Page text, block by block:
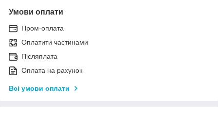
Умови оплати
Пром-оплата
Оплатити частинами
Післяплата
Оплата на рахунок
Всі умови оплати